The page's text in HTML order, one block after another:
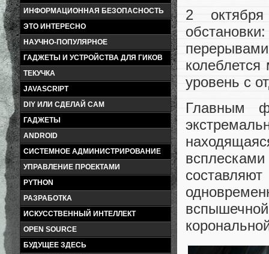
ИНФОРМАЦИОННАЯ БЕЗОПАСНОСТЬ
ЭТО ИНТЕРЕСНО
НАУЧНО-ПОПУЛЯРНОЕ
ГАДЖЕТЫ И УСТРОЙСТВА ДЛЯ ГИКОВ
ТЕКУЧКА
JAVASCRIPT
DIY ИЛИ СДЕЛАЙ САМ
ГАДЖЕТЫ
ANDROID
СИСТЕМНОЕ АДМИНИСТРИРОВАНИЕ
УПРАВЛЕНИЕ ПРОЕКТАМИ
PYTHON
РАЗРАБОТКА
ИСКУССТВЕННЫЙ ИНТЕЛЛЕКТ
OPEN SOURCE
БУДУЩЕЕ ЗДЕСЬ
2 октября
уровень с
Главным